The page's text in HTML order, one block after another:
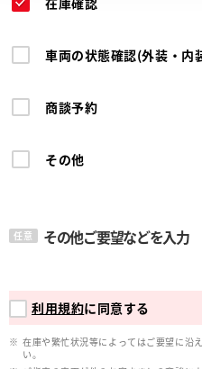
車両の状態確認(外装・内
商談予約
その他
任意 その他ご要望などを入力
利用規約に同意する
在庫や繁忙状況等によってはご要望に沿
い。